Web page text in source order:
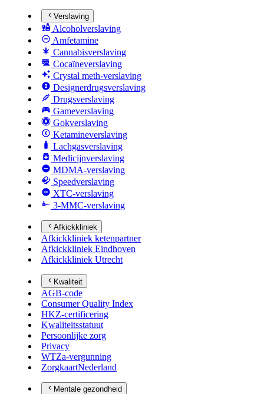
Verslaving
Alcoholverslaving
Amfetamine
Cannabisverslaving
Cocaïneverslaving
Crystal meth-verslaving
Designerdrugsverslaving
Drugsverslaving
Gameverslaving
Gokverslaving
Ketamineverslaving
Lachgasverslaving
Medicijnverslaving
MDMA-verslaving
Speedverslaving
XTC-verslaving
3-MMC-verslaving
Afkickkliniek
Afkickkliniek ketenpartner
Afkickkliniek Eindhoven
Afkickkliniek Utrecht
Kwaliteit
AGB-code
Consumer Quality Index
HKZ-certificering
Kwaliteitsstatuut
Persoonlijke zorg
Privacy
WTZa-vergunning
ZorgkaartNederland
Mentale gezondheid